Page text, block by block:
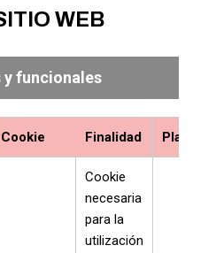
WEB
y funcionales
Cookie Finalidad Plazo
Cookie
necesaria
para la
utilización